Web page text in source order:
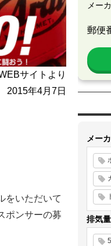
サイトより
2015年4月7日
をいただいて
ポンサーの募
メー
郵便
メー
排気量